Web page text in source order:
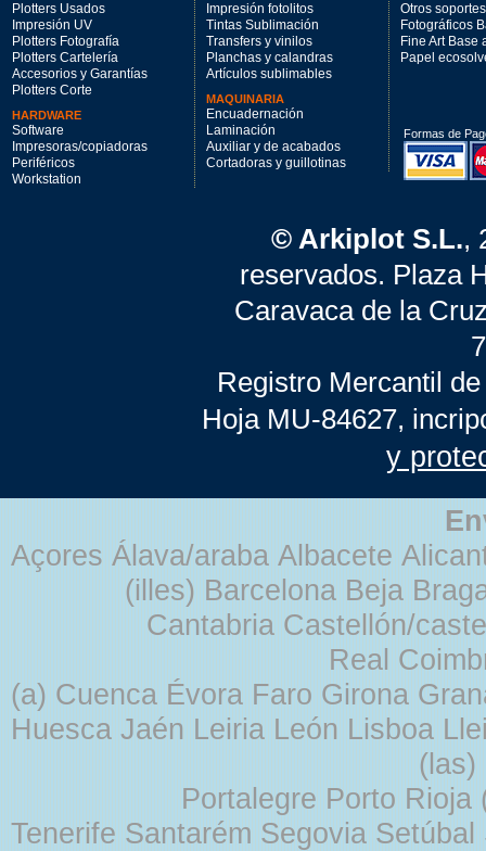
Plotters Usados
Impresión UV
Plotters Fotografía
Plotters Cartelería
Accesorios y Garantías
Plotters Corte
HARDWARE
Software
Impresoras/copiadoras
Periféricos
Workstation
Impresión fotolitos
Tintas Sublimación
Transfers y vinilos
Planchas y calandras
Artículos sublimables
MAQUINARIA
Encuadernación
Laminación
Auxiliar y de acabados
Cortadoras y guillotinas
Otros soportes
Fotográficos
Fine Art Base
Papel
Formas de
© Arkiplot S.L.,
reservados. Plaza
Caravaca de la
Registro Mercantil
Hoja MU-84627,
y
Açores Álava/araba Albacete
(illes) Barcelona Beja
Cantabria Castellón/
Real
(a) Cuenca Évora Faro Girona
Huesca Jaén Leiria León Lisboa
Portalegre Porto
Tenerife Santarém Segovia